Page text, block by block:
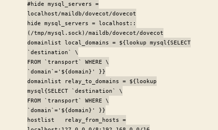
#hide mysql_servers =
localhost/maildb/dovecot/dovecot
hide mysql_servers = localhost::
(/tmp/mysql.sock)/maildb/dovecot/dovecot
domainlist local_domains = ${lookup mysql{SELECT
`destination` \
FROM `transport` WHERE \
`domain`='${domain}' }}
domainlist relay_to_domains = ${lookup
mysql{SELECT `destination` \
FROM `transport` WHERE \
`domain`='${domain}' }}
hostlist relay_from_hosts =